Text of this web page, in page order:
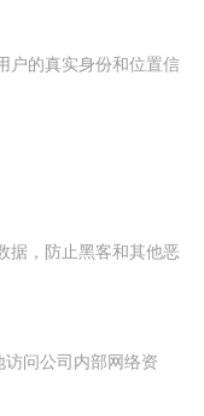
户的真实身份和位置信
据，防止黑客和其他恶
问公司内部网络资